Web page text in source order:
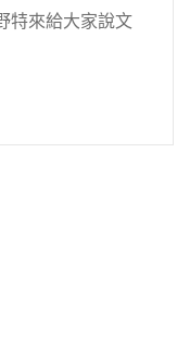
特來給大家說文